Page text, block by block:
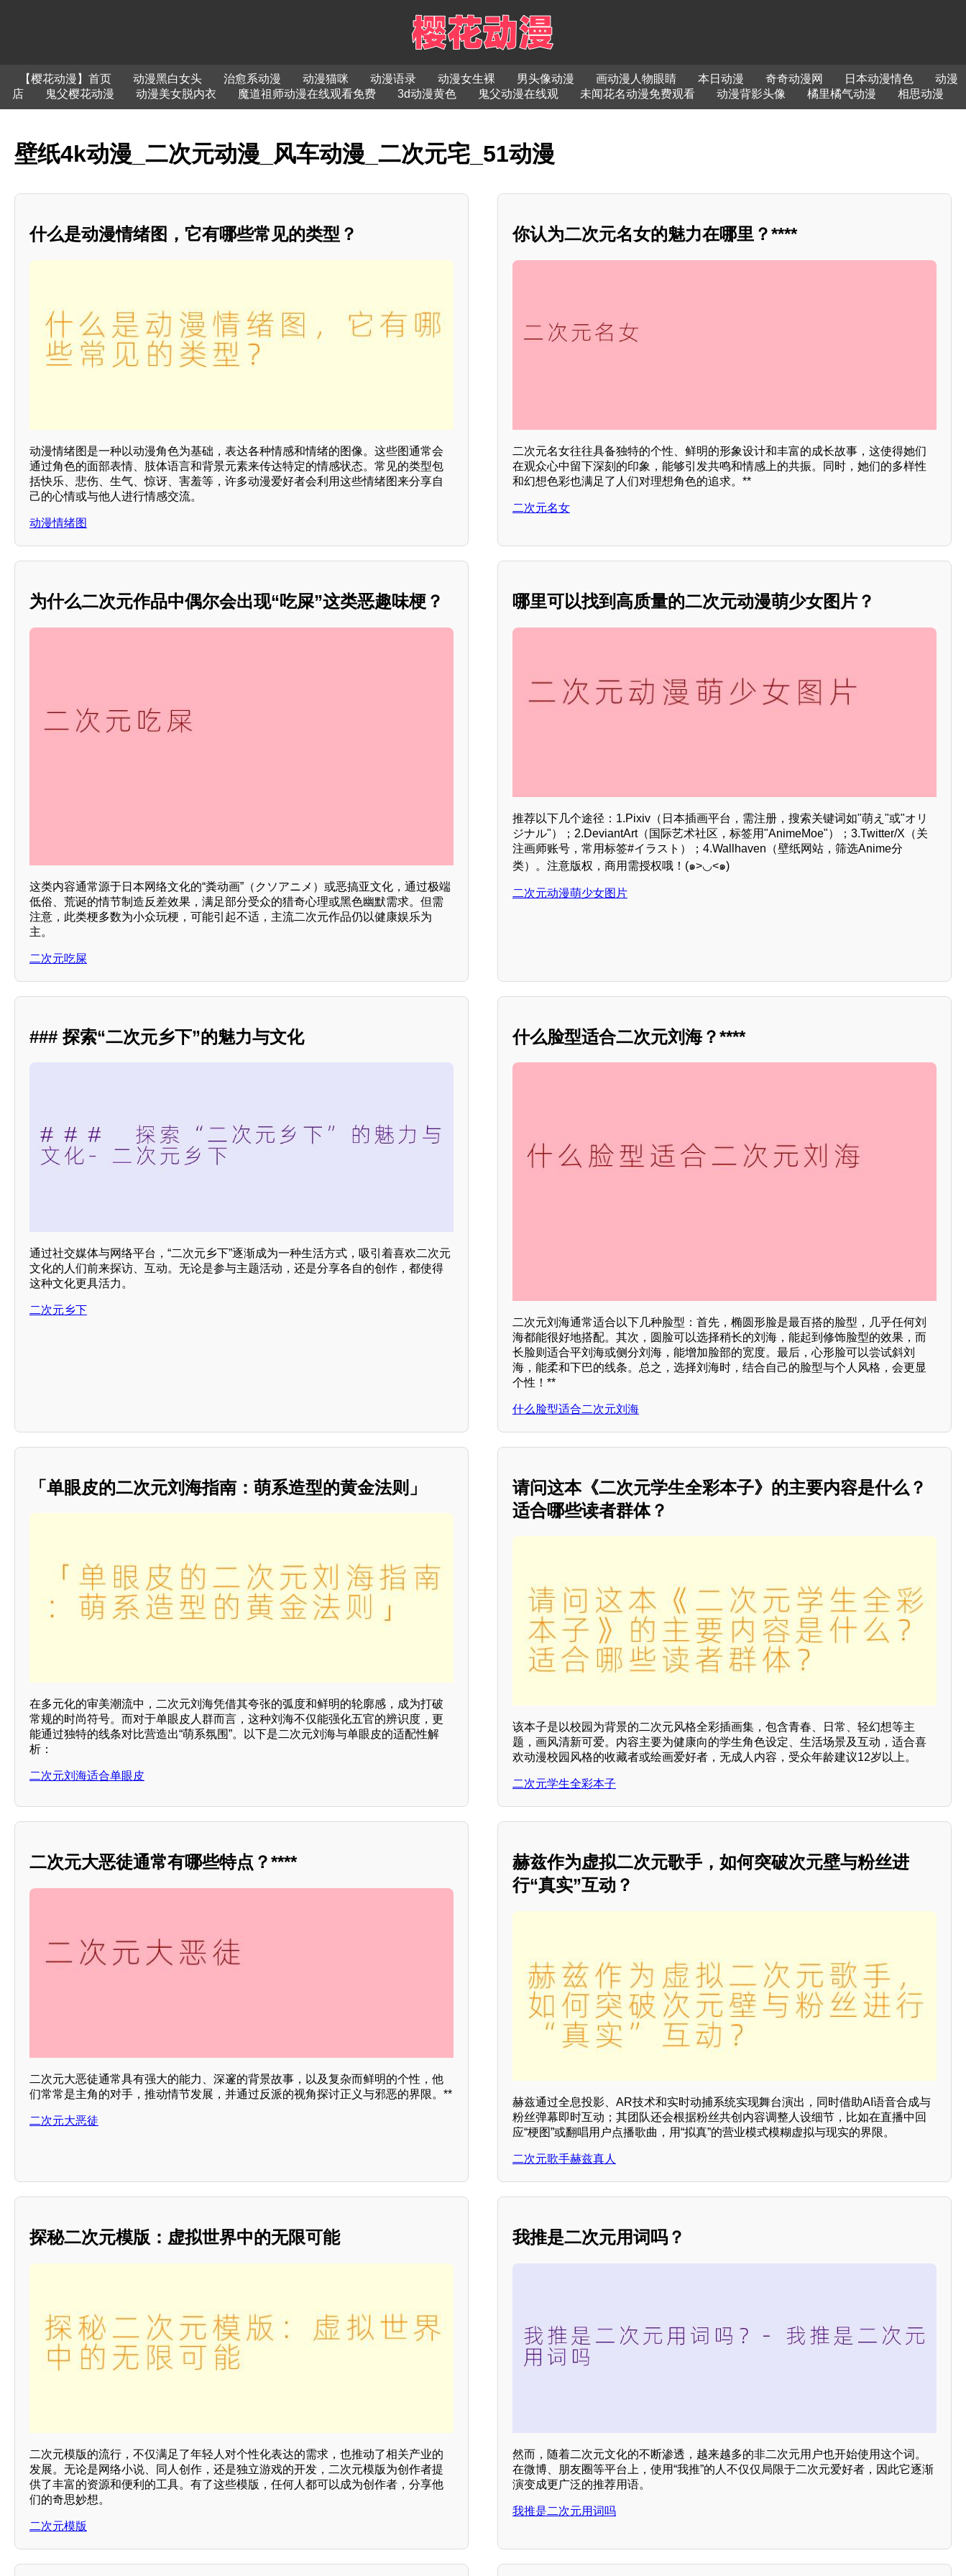
【樱花动漫】首页 动漫黑白女头 治愈系动漫 动漫猫咪 动漫语录 动漫女生裸 男头像动漫 画动漫人物眼睛 本日动漫 奇奇动漫网 日本动漫情色
动漫
店
鬼父樱花动漫 动漫美女脱内衣 魔道祖师动漫在线观看免费 3d动漫黄色 鬼父动漫在线观 未闻花名动漫免费观看 动漫背影头像 橘里橘气动漫 相思动漫
壁纸4k动漫_二次元动漫_风车动漫_二次元宅_51动漫
什么是动漫情绪图，它有哪些常见的类型？
动漫情绪图是一种以动漫角色为基础，表达各种情感和情绪的图像。这些图通常会
通过角色的面部表情、肢体语言和背景元素来传达特定的情感状态。常见的类型包
括快乐、悲伤、生气、惊讶、害羞等，许多动漫爱好者会利用这些情绪图来分享自
己的心情或与他人进行情感交流。
动漫情绪图
你认为二次元名女的魅力在哪里？****
二次元名女往往具备独特的个性、鲜明的形象设计和丰富的成长故事，这使得她们
在观众心中留下深刻的印象，能够引发共鸣和情感上的共振。同时，她们的多样性
和幻想色彩也满足了人们对理想角色的追求。**
二次元名女
为什么二次元作品中偶尔会出现“吃屎”这类恶趣味梗？
这类内容通常源于日本网络文化的“粪动画”（クソアニメ）或恶搞亚文化，通过极端
低俗、荒诞的情节制造反差效果，满足部分受众的猎奇心理或黑色幽默需求。但需
注意，此类梗多数为小众玩梗，可能引起不适，主流二次元作品仍以健康娱乐为
主。
二次元吃屎
哪里可以找到高质量的二次元动漫萌少女图片？
推荐以下几个途径：1.Pixiv（日本插画平台，需注册，搜索关键词如"萌え"或"オリ
ジナル"）；2.DeviantArt（国际艺术社区，标签用"AnimeMoe"）；3.Twitter/X（关
注画师账号，常用标签#イラスト）；4.Wallhaven（壁纸网站，筛选Anime分
类）。注意版权，商用需授权哦！(๑>◡<๑)
二次元动漫萌少女图片
### 探索“二次元乡下”的魅力与文化
通过社交媒体与网络平台，“二次元乡下”逐渐成为一种生活方式，吸引着喜欢二次元
文化的人们前来探访、互动。无论是参与主题活动，还是分享各自的创作，都使得
这种文化更具活力。
二次元乡下
什么脸型适合二次元刘海？****
二次元刘海通常适合以下几种脸型：首先，椭圆形脸是最百搭的脸型，几乎任何刘
海都能很好地搭配。其次，圆脸可以选择稍长的刘海，能起到修饰脸型的效果，而
长脸则适合平刘海或侧分刘海，能增加脸部的宽度。最后，心形脸可以尝试斜刘
海，能柔和下巴的线条。总之，选择刘海时，结合自己的脸型与个人风格，会更显
个性！**
什么脸型适合二次元刘海
「单眼皮的二次元刘海指南：萌系造型的黄金法则」
在多元化的审美潮流中，二次元刘海凭借其夸张的弧度和鲜明的轮廓感，成为打破
常规的时尚符号。而对于单眼皮人群而言，这种刘海不仅能强化五官的辨识度，更
能通过独特的线条对比营造出“萌系氛围”。以下是二次元刘海与单眼皮的适配性解
析：
二次元刘海适合单眼皮
请问这本《二次元学生全彩本子》的主要内容是什么？
适合哪些读者群体？
该本子是以校园为背景的二次元风格全彩插画集，包含青春、日常、轻幻想等主
题，画风清新可爱。内容主要为健康向的学生角色设定、生活场景及互动，适合喜
欢动漫校园风格的收藏者或绘画爱好者，无成人内容，受众年龄建议12岁以上。
二次元学生全彩本子
二次元大恶徒通常有哪些特点？****
二次元大恶徒通常具有强大的能力、深邃的背景故事，以及复杂而鲜明的个性，他
们常常是主角的对手，推动情节发展，并通过反派的视角探讨正义与邪恶的界限。**
二次元大恶徒
赫兹作为虚拟二次元歌手，如何突破次元壁与粉丝进
行“真实”互动？
赫兹通过全息投影、AR技术和实时动捕系统实现舞台演出，同时借助AI语音合成与
粉丝弹幕即时互动；其团队还会根据粉丝共创内容调整人设细节，比如在直播中回
应“梗图”或翻唱用户点播歌曲，用“拟真”的营业模式模糊虚拟与现实的界限。
二次元歌手赫兹真人
探秘二次元模版：虚拟世界中的无限可能
二次元模版的流行，不仅满足了年轻人对个性化表达的需求，也推动了相关产业的
发展。无论是网络小说、同人创作，还是独立游戏的开发，二次元模版为创作者提
供了丰富的资源和便利的工具。有了这些模版，任何人都可以成为创作者，分享他
们的奇思妙想。
二次元模版
我推是二次元用词吗？
然而，随着二次元文化的不断渗透，越来越多的非二次元用户也开始使用这个词。
在微博、朋友圈等平台上，使用“我推”的人不仅仅局限于二次元爱好者，因此它逐渐
演变成更广泛的推荐用语。
我推是二次元用词吗